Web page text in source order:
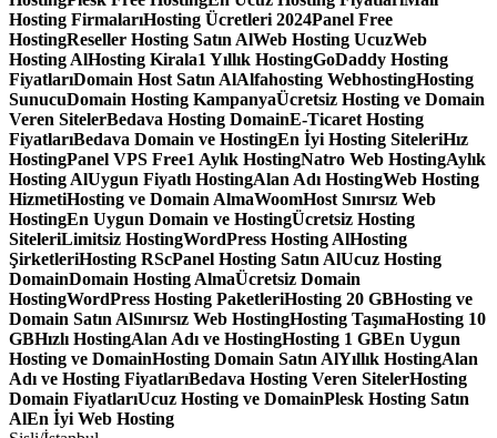
Hosting FirmalarıHosting Ücretleri 2024Panel Free
HostingReseller Hosting Satın AlWeb Hosting UcuzWeb
Hosting AlHosting Kirala1 Yıllık HostingGoDaddy Hosting
FiyatlarıDomain Host Satın AlAlfahosting WebhostingHosting
SunucuDomain Hosting KampanyaÜcretsiz Hosting ve Domain
Veren SitelerBedava Hosting DomainE-Ticaret Hosting
FiyatlarıBedava Domain ve HostingEn İyi Hosting SiteleriHız
HostingPanel VPS Free1 Aylık HostingNatro Web HostingAylık
Hosting AlUygun Fiyatlı HostingAlan Adı HostingWeb Hosting
HizmetiHosting ve Domain AlmaWoomHost Sınırsız Web
HostingEn Uygun Domain ve HostingÜcretsiz Hosting
SiteleriLimitsiz HostingWordPress Hosting AlHosting
ŞirketleriHosting RScPanel Hosting Satın AlUcuz Hosting
DomainDomain Hosting AlmaÜcretsiz Domain
HostingWordPress Hosting PaketleriHosting 20 GBHosting ve
Domain Satın AlSınırsız Web HostingHosting TaşımaHosting 10
GBHızlı HostingAlan Adı ve HostingHosting 1 GBEn Uygun
Hosting ve DomainHosting Domain Satın AlYıllık HostingAlan
Adı ve Hosting FiyatlarıBedava Hosting Veren SitelerHosting
Domain FiyatlarıUcuz Hosting ve DomainPlesk Hosting Satın
AlEn İyi Web Hosting